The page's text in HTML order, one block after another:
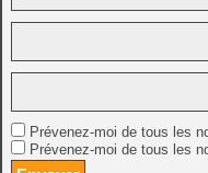
Prévenez-moi de tous les
Prévenez-moi de tous les